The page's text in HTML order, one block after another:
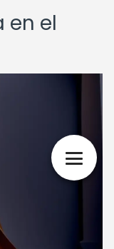
en el